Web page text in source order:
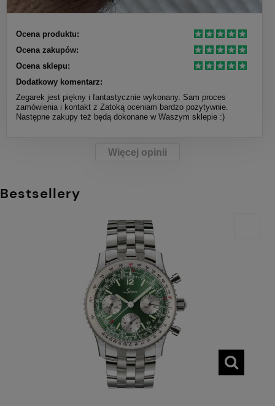
Ocena produktu:
Ocena zakupów:
Ocena sklepu:
Dodatkowy komentarz:
Zegarek jest piękny i fantastycznie wykonany. Sam proces
zamówienia i kontakt z Zatoką oceniam bardzo pozytywnie.
Następne zakupy też będą dokonane w Waszym sklepie :)
Więcej opinii
Bestsellery